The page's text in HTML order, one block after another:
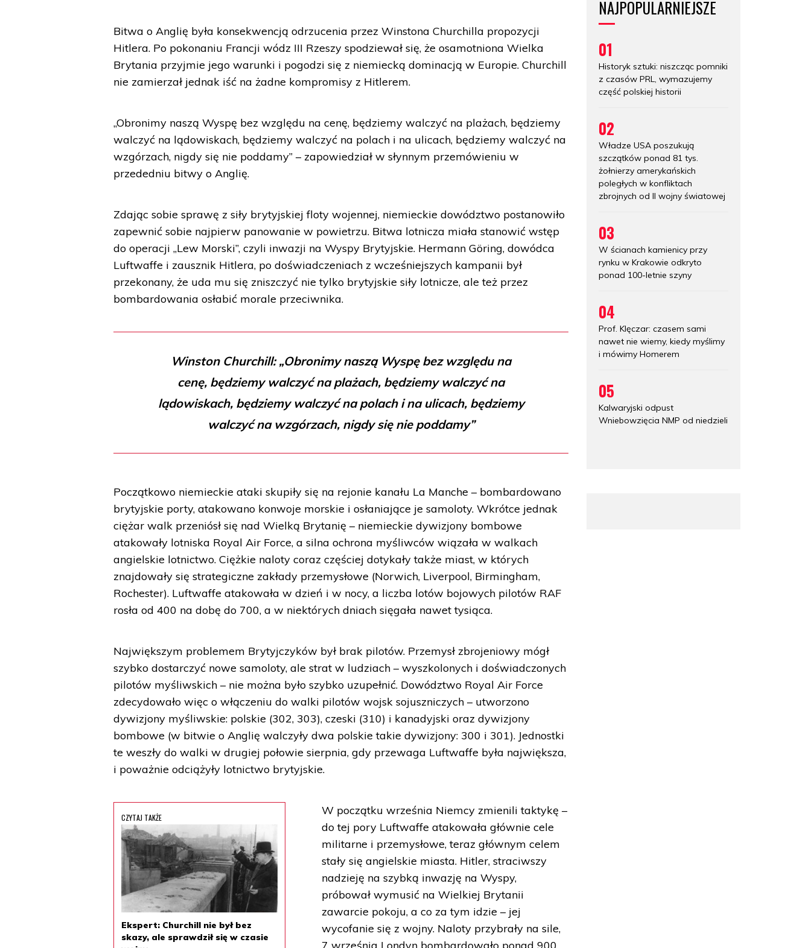
Bitwa o Anglię była konsekwencją odrzucenia przez Winstona Churchilla propozycji
Hitlera. Po pokonaniu Francji wódz III Rzeszy spodziewał się, że osamotniona Wielka
Brytania przyjmie jego warunki i pogodzi się z niemiecką dominacją w Europie. Churchill
nie zamierzał jednak iść na żadne kompromisy z Hitlerem.
„Obronimy naszą Wyspę bez względu na cenę, będziemy walczyć na plażach, będziemy
walczyć na lądowiskach, będziemy walczyć na polach i na ulicach, będziemy walczyć na
wzgórzach, nigdy się nie poddamy” – zapowiedział w słynnym przemówieniu w
przededniu bitwy o Anglię.
Zdając sobie sprawę z siły brytyjskiej floty wojennej, niemieckie dowództwo postanowiło
zapewnić sobie najpierw panowanie w powietrzu. Bitwa lotnicza miała stanowić wstęp
do operacji „Lew Morski”, czyli inwazji na Wyspy Brytyjskie. Hermann Göring, dowódca
Luftwaffe i zausznik Hitlera, po doświadczeniach z wcześniejszych kampanii był
przekonany, że uda mu się zniszczyć nie tylko brytyjskie siły lotnicze, ale też przez
bombardowania osłabić morale przeciwnika.
Winston Churchill: „Obronimy naszą Wyspę bez względu na
cenę, będziemy walczyć na plażach, będziemy walczyć na
lądowiskach, będziemy walczyć na polach i na ulicach, będziemy
walczyć na wzgórzach, nigdy się nie poddamy”
Początkowo niemieckie ataki skupiły się na rejonie kanału La Manche – bombardowano
brytyjskie porty, atakowano konwoje morskie i osłaniające je samoloty. Wkrótce jednak
ciężar walk przeniósł się nad Wielką Brytanię – niemieckie dywizjony bombowe
atakowały lotniska Royal Air Force, a silna ochrona myśliwców wiązała w walkach
angielskie lotnictwo. Ciężkie naloty coraz częściej dotykały także miast, w których
znajdowały się strategiczne zakłady przemysłowe (Norwich, Liverpool, Birmingham,
Rochester). Luftwaffe atakowała w dzień i w nocy, a liczba lotów bojowych pilotów RAF
rosła od 400 na dobę do 700, a w niektórych dniach sięgała nawet tysiąca.
Największym problemem Brytyjczyków był brak pilotów. Przemysł zbrojeniowy mógł
szybko dostarczyć nowe samoloty, ale strat w ludziach – wyszkolonych i doświadczonych
pilotów myśliwskich – nie można było szybko uzupełnić. Dowództwo Royal Air Force
zdecydowało więc o włączeniu do walki pilotów wojsk sojuszniczych – utworzono
dywizjony myśliwskie: polskie (302, 303), czeski (310) i kanadyjski oraz dywizjony
bombowe (w bitwie o Anglię walczyły dwa polskie takie dywizjony: 300 i 301). Jednostki
te weszły do walki w drugiej połowie sierpnia, gdy przewaga Luftwaffe była największa,
i poważnie odciążyły lotnictwo brytyjskie.
CZYTAJ TAKŻE
Ekspert: Churchill nie był bez
skazy, ale sprawdził się w czasie
W początku września Niemcy zmienili taktykę –
do tej pory Luftwaffe atakowała głównie cele
militarne i przemysłowe, teraz głównym celem
stały się angielskie miasta. Hitler, straciwszy
nadzieję na szybką inwazję na Wyspy,
próbował wymusić na Wielkiej Brytanii
zawarcie pokoju, a co za tym idzie – jej
wycofanie się z wojny. Naloty przybrały na sile,
NAJPOPULARNIEJSZE
01
Historyk sztuki: niszcząc pomniki
z czasów PRL, wymazujemy
część polskiej historii
02
Władze USA poszukują
szczątków ponad 81 tys.
żołnierzy amerykańskich
poległych w konfliktach
zbrojnych od II wojny światowej
03
W ścianach kamienicy przy
rynku w Krakowie odkryto
ponad 100-letnie szyny
04
Prof. Klęczar: czasem sami
nawet nie wiemy, kiedy myślimy
i mówimy Homerem
05
Kalwaryjski odpust
Wniebowzięcia NMP od niedzieli